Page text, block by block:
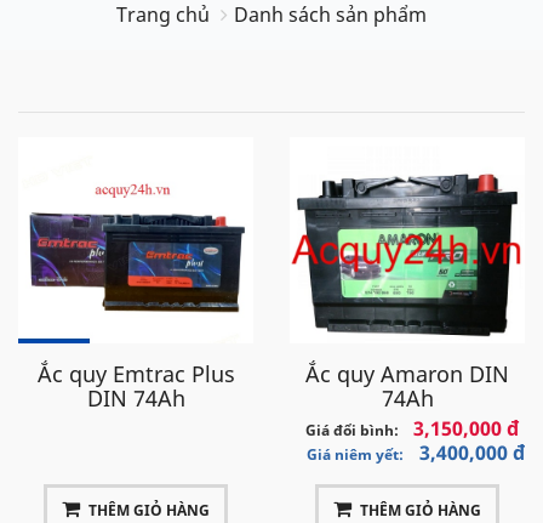
Trang chủ Danh sách sản phẩm
Ắc quy Emtrac Plus
DIN 74Ah
THÊM GIỎ HÀNG
Ắc quy Amaron DIN
74Ah
Giá đổi bình: 3,150,000 đ
Giá niêm yết: 3,400,000 đ
THÊM GIỎ HÀNG